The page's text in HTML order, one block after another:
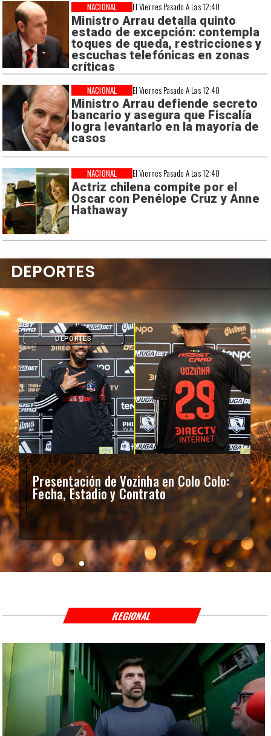
El Viernes Pasado A Las 12:40
Ministro Arrau detalla quinto
estado de excepción: contempla
toques de queda, restricciones y
escuchas telefónicas en zonas
críticas
NACIONAL
El Viernes Pasado A Las 12:40
Ministro Arrau defiende secreto
bancario y asegura que Fiscalía
logra levantarlo en la mayoría de
casos
NACIONAL
El Viernes Pasado A Las 12:40
Actriz chilena compite por el
Oscar con Penélope Cruz y Anne
Hathaway
NACIONAL
Presentación de Vozinha en Colo Colo:
Fecha, Estadio y Contrato
DEPORTES
DEPORTES
REGIONAL